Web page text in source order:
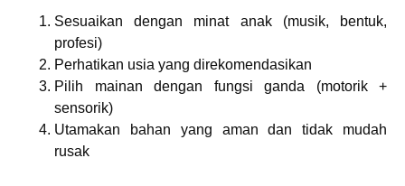
Sesuaikan dengan minat anak (musik, bentuk,
profesi)
Perhatikan usia yang direkomendasikan
Pilih mainan dengan fungsi ganda (motorik +
sensorik)
Utamakan bahan yang aman dan tidak mudah
rusak